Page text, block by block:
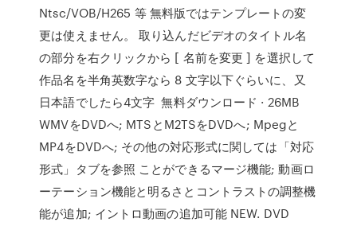
Ntsc/VOB/H265 等 無料版ではテンプレートの変
更は使えません。 取り込んだビデオのタイトル名
の部分を右クリックから [ 名前を変更 ] を選択して
作品名を半角英数字なら 8 文字以下ぐらいに、又
日本語でしたら4文字 無料ダウンロード · 26MB
WMVをDVDへ; MTSとM2TSをDVDへ; Mpegと
MP4をDVDへ; その他の対応形式に関しては「対応
形式」タブを参照 ことができるマージ機能; 動画ロ
ーテーション機能と明るさとコントラストの調整機
能が追加; イントロ動画の追加可能 NEW. DVD